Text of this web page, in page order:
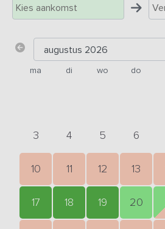
ma di wo do
3 4 5 6
10 11 12 13
17 18 19 20